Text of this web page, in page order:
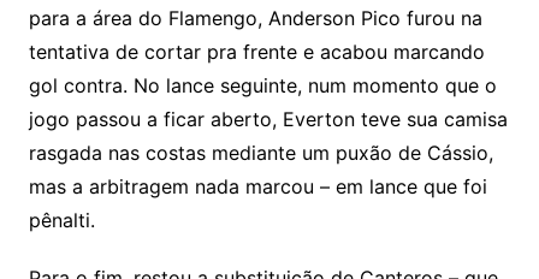
para a área do Flamengo, Anderson Pico furou na
tentativa de cortar pra frente e acabou marcando
gol contra. No lance seguinte, num momento que o
jogo passou a ficar aberto, Everton teve sua camisa
rasgada nas costas mediante um puxão de Cássio,
mas a arbitragem nada marcou – em lance que foi
pênalti.